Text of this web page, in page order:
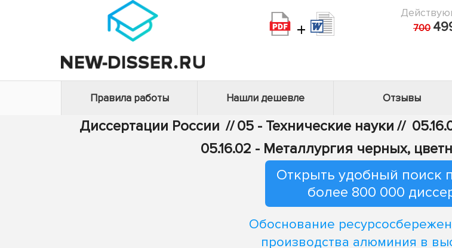
+ 700
Правила работы Нашли дешевле Отзывы
Диссертации России // 05 - Технические науки //
05.16.02 - Металлургия черных,
Открыть удобный поиск
более 800 000
Обоснование
производства алюминия в